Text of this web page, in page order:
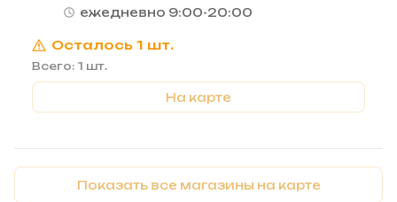
ежедневно 9:00-20:00
Осталось 1 шт.
Всего: 1 шт.
На карте
Показать все магазины на карте